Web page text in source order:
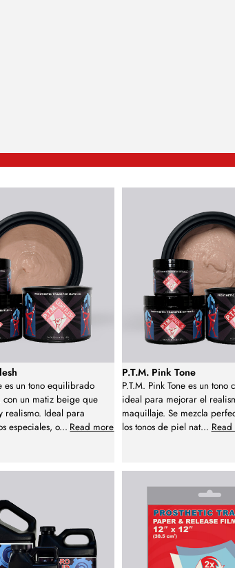
es un tono equilibrado
un matiz beige que
realismo. Ideal para
especiales, o... Read more
P.T.M. Pink Tone
P.T.M. Pink Tone es un tono
ideal para mejorar el
maquillaje. Se mezcla
los tonos de piel nat...